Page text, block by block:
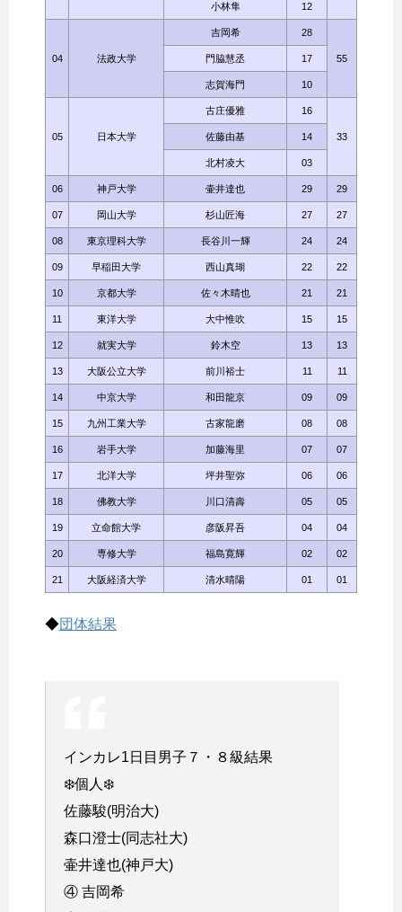
小林隼 12
04 法政大学
吉岡希 28
55
門脇慧丞 17
志賀海門 10
05 日本大学
古庄優雅 16
33
佐藤由基 14
北村凌大 03
06 神戸大学 壷井達也 29 29
07 岡山大学 杉山匠海 27 27
08 東京理科大学 長谷川一輝 24 24
09 早稲田大学 西山真瑚 22 22
10 京都大学 佐々木晴也 21 21
11 東洋大学 大中惟吹 15 15
12 就実大学 鈴木空 13 13
13 大阪公立大学 前川裕士 11 11
14 中京大学 和田龍京 09 09
15 九州工業大学 古家龍磨 08 08
16 岩手大学 加藤海里 07 07
17 北洋大学 坪井聖弥 06 06
18 佛教大学 川口清壽 05 05
19 立命館大学 彦阪昇吾 04 04
20 専修大学 福島寛輝 02 02
21 大阪経済大学 清水晴陽 01 01
◆団体結果
インカレ1日目男子７・８級結果
❄️個人❄️
佐藤駿(明治大)
森口澄士(同志社大)
壷井達也(神戸大)
④ 吉岡希